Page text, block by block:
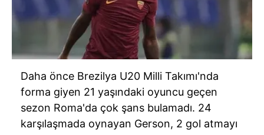
Daha önce Brezilya U20 Milli Takımı'nda
forma giyen 21 yaşındaki oyuncu geçen
sezon Roma'da çok şans bulamadı. 24
karşılaşmada oynayan Gerson, 2 gol atmayı